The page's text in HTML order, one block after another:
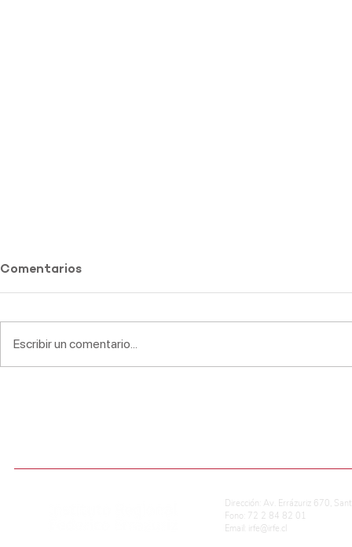
Premiación ACLE
Comentarios
Escribir un comentario...
Dirección: Av. Errázuriz 670,
Fono: 72 2 84 82 01
Email:
irfe@irfe.cl